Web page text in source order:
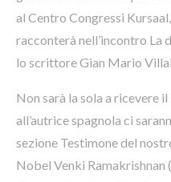
al Centro Congressi
racconterà nell’incontro La
lo scrittore Gian Mario
Non sarà la sola a ricevere
all’autrice spagnola ci
sezione Testimone del
Nobel Venki Ramakrishnan